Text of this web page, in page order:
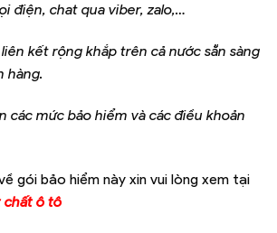
điện, chat qua viber, zalo,…
kết rộng khắp trên cả nước sẵn sàng
hàng.
các mức bảo hiểm và các điều khoản
gói bảo hiểm này xin vui lòng xem tại
chất ô tô